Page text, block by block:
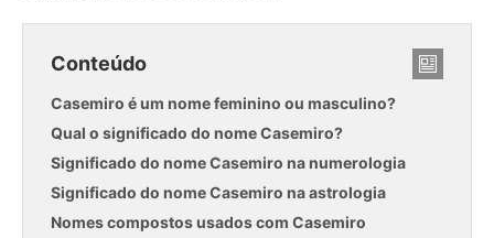
Conteúdo
Casemiro é um nome feminino ou masculino?
Qual o significado do nome Casemiro?
Significado do nome Casemiro na numerologia
Significado do nome Casemiro na astrologia
Nomes compostos usados com Casemiro